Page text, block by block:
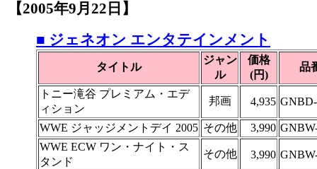
【2005年9月22日】
■ ジェネオン エンタテインメント
タイトル
ジャン
ル
価格
(円)
品
トニー滝谷 プレミアム・エデ
ィション
邦画 4,935
WWE ジャッジメントデイ 2005 その他 3,990
WWE ECW ワン・ナイト・ス
タンド
その他 3,990